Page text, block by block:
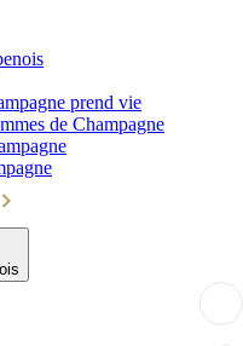
prend vie
de Champagne